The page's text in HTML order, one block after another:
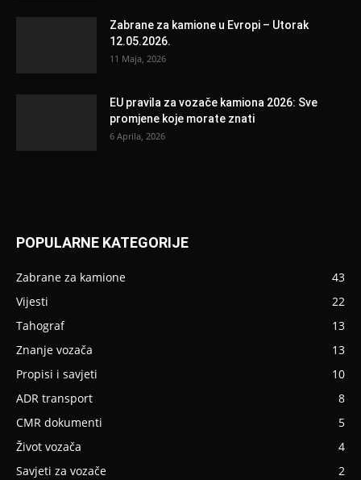
Zabrane za kamione u Evropi – Utorak
12.05.2026.
11 Maja, 2026
EU pravila za vozače kamiona 2026: Sve
promjene koje morate znati
6 Aprila, 2026
POPULARNE KATEGORIJE
Zabrane za kamione
43
Vijesti
22
Tahograf
13
Znanje vozača
13
Propisi i savjeti
10
ADR transport
8
CMR dokumenti
5
Život vozača
4
Savjeti za vozače
2